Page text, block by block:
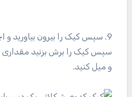
9. سپس کیک را بیرون بیاورید
سپس کیک را برش بزنید مقداری
و میل کنید.